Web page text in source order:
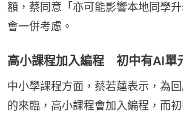
額，蔡同意「亦可能影響本地同學
會一併考慮。
高小課程加入編程 初中有AI單
中小學課程方面，蔡若蓮表示，為
的來臨，高小課程會加入編程，而